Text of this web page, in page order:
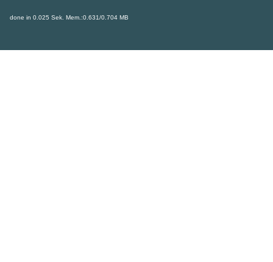
done in 0.025 Sek. Mem.:0.631/0.704 MB